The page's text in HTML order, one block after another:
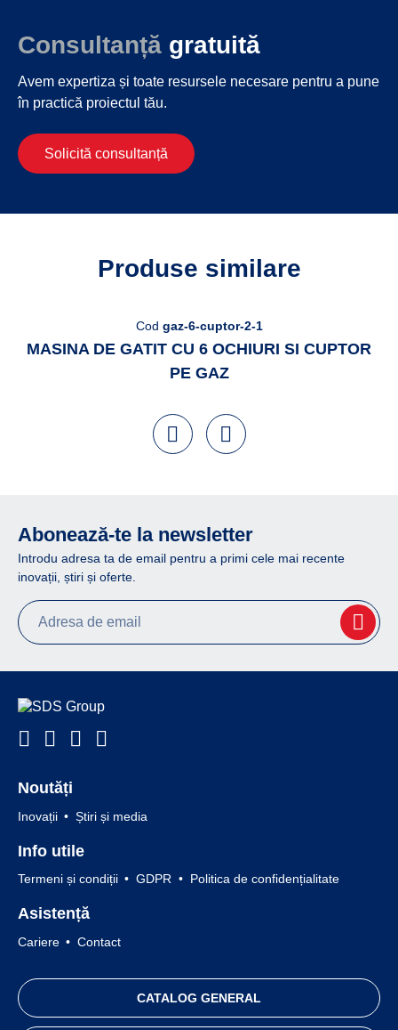
Consultanță gratuită
Avem expertiza și toate resursele necesare pentru a pune
în practică proiectul tău.
Solicită consultanță
Produse similare
Cod gaz-6-cuptor-2-1
MASINA DE GATIT CU 6 OCHIURI SI CUPTOR
PE GAZ
Abonează-te la newsletter
Introdu adresa ta de email pentru a primi cele mai recente
inovații, știri și oferte.
Noutăți
Inovații Știri și media
Info utile
Termeni și condiții GDPR Politica de confidențialitate
Asistență
Cariere Contact
CATALOG GENERAL